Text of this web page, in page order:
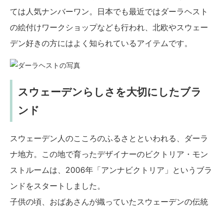
ては人気ナンバーワン。日本でも最近ではダーラヘスト
の絵付けワークショップなども行われ、北欧やスウェー
デン好きの方にはよく知られているアイテムです。
スウェーデンらしさを大切にしたブラ
ンド
スウェーデン人のこころのふるさとといわれる、ダーラ
ナ地方。この地で育ったデザイナーのビクトリア・モン
ストルームは、2006年「アンナビクトリア」というブラ
ンドをスタートしました。
子供の頃、おばあさんが織っていたスウェーデンの伝統